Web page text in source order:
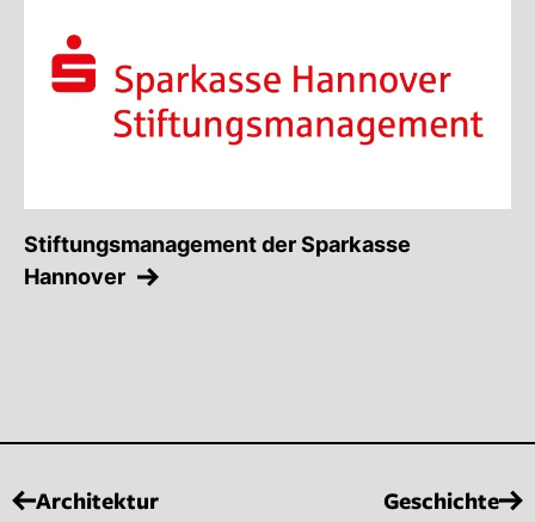
Stiftungsmanagement der Sparkasse
Hannover
Architektur Geschichte